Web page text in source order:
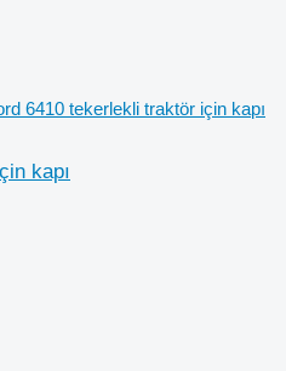
6410 tekerlekli traktör için kapı
kapı